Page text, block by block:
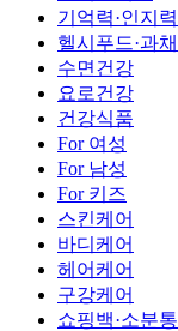
기억력·인지력
헬시푸드·과채
수면건강
요로건강
건강식품
For 여성
For 남성
For 키즈
스킨케어
바디케어
헤어케어
구강케어
쇼핑백·소분통